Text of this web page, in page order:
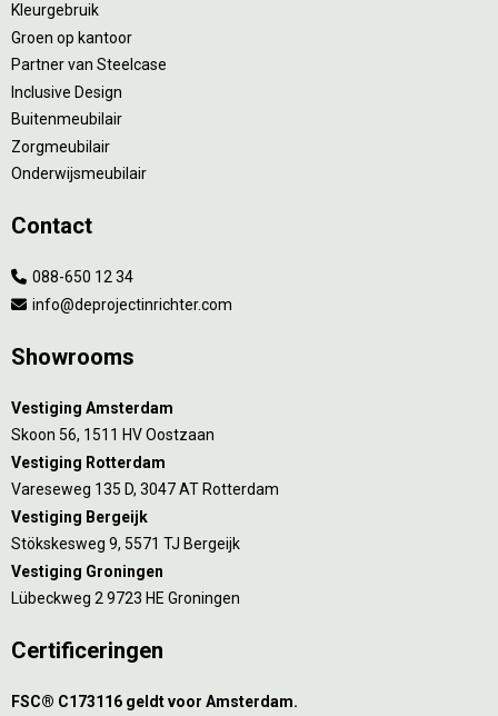
Kleurgebruik
Groen op kantoor
Partner van Steelcase
Inclusive Design
Buitenmeubilair
Zorgmeubilair
Onderwijsmeubilair
Contact
088-650 12 34
info@deprojectinrichter.com
Showrooms
Vestiging Amsterdam
Skoon 56, 1511 HV Oostzaan
Vestiging Rotterdam
Vareseweg 135 D, 3047 AT Rotterdam
Vestiging Bergeijk
Stökskesweg 9, 5571 TJ Bergeijk
Vestiging Groningen
Lübeckweg 2 9723 HE Groningen
Certificeringen
FSC® C173116 geldt voor Amsterdam.